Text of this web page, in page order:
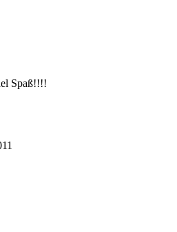
Spaß!!!!